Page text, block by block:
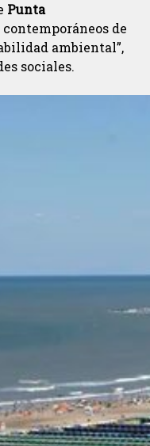
Punta
de
ambiental”,
sociales.